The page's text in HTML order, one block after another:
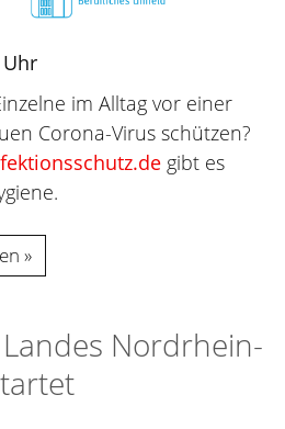
im Alltag vor einer
Corona-Virus schützen?
gibt es
Nordrhein-